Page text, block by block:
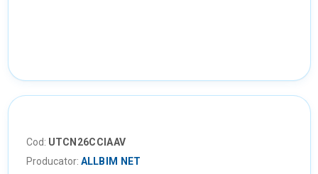
Cod: UTCN26CCIAAV
Producator: ALLBIM NET